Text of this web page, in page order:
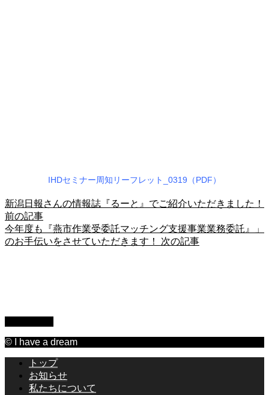
IHDセミナー周知リーフレット_0319（PDF）
新潟日報さんの情報誌『るーと』でご紹介いただきました！
前の記事
今年度も『燕市作業受委託マッチング支援事業業務委託』」
のお手伝いをさせていただきます！
次の記事
© I have a dream
トップ
お知らせ
私たちについて